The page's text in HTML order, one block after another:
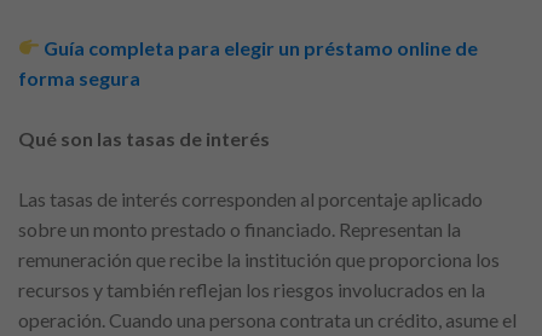
Guía completa para elegir un préstamo online de
forma segura
Qué son las tasas de interés
Las tasas de interés corresponden al porcentaje aplicado
sobre un monto prestado o financiado. Representan la
remuneración que recibe la institución que proporciona los
recursos y también reflejan los riesgos involucrados en la
operación. Cuando una persona contrata un crédito, asume el